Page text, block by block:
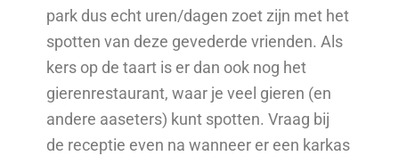
park dus echt uren/dagen zoet zijn met het
spotten van deze gevederde vrienden. Als
kers op de taart is er dan ook nog het
gierenrestaurant, waar je veel gieren (en
andere aaseters) kunt spotten. Vraag bij
de receptie even na wanneer er een karkas